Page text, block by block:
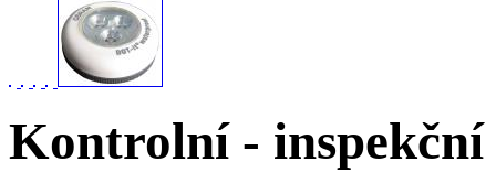
Kontrolní - inspekční